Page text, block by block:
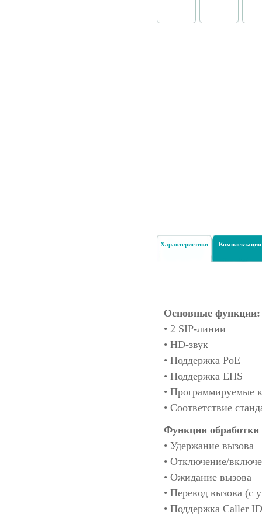
Характеристики Комплектация
Основные функции:
• 2 SIP-линии
• HD-звук
• Поддержка PoE
• Поддержка EHS
• Программируемые
• Соответствие
Функции
• Удержание вызова
• Отключение/
• Ожидание вызова
• Перевод вызова (с
• Поддержка Caller ID